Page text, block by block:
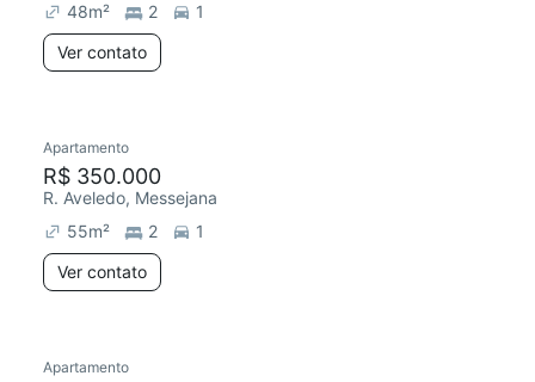
48m² 2
1
Ver contato
Apartamento
R$ 350.000
R. Aveledo, Messejana
55m² 2
1
Ver contato
Apartamento